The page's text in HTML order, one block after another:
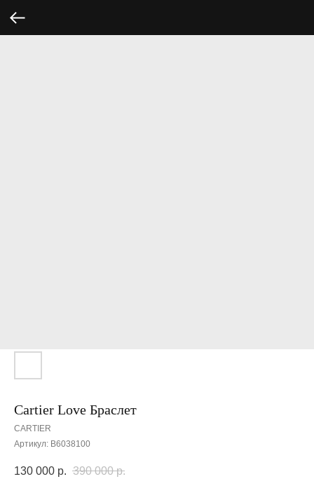
Cartier Love Браслет
CARTIER
Артикул: B6038100
130 000 р. 390 000 р.